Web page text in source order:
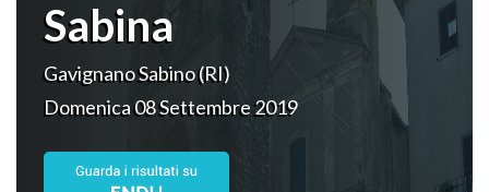
Sabina
Gavignano Sabino (RI)
Domenica 08 Settembre 2019